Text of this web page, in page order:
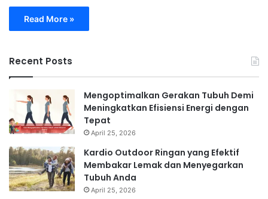
Read More »
Recent Posts
Mengoptimalkan Gerakan Tubuh Demi
Meningkatkan Efisiensi Energi dengan
Tepat
April 25, 2026
Kardio Outdoor Ringan yang Efektif
Membakar Lemak dan Menyegarkan
Tubuh Anda
April 25, 2026